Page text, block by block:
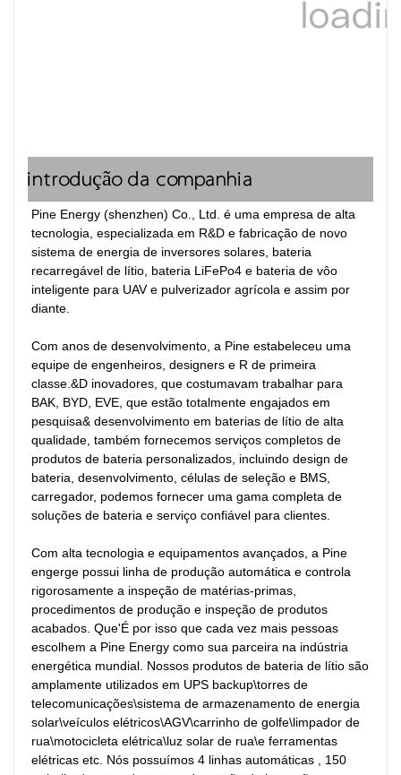
introdução da companhia
Pine Energy (shenzhen) Co., Ltd. é uma empresa de alta
tecnologia, especializada em R&D e fabricação de novo
sistema de energia de inversores solares, bateria
recarregável de lítio, bateria LiFePo4 e bateria de vôo
inteligente para UAV e pulverizador agrícola e assim por
diante.
Com anos de desenvolvimento, a Pine estabeleceu uma
equipe de engenheiros, designers e R de primeira
classe.&D inovadores, que costumavam trabalhar para
BAK, BYD, EVE, que estão totalmente engajados em
pesquisa& desenvolvimento em baterias de lítio de alta
qualidade, também fornecemos serviços completos de
produtos de bateria personalizados, incluindo design de
bateria, desenvolvimento, células de seleção e BMS,
carregador, podemos fornecer uma gama completa de
soluções de bateria e serviço confiável para clientes.
Com alta tecnologia e equipamentos avançados, a Pine
engerge possui linha de produção automática e controla
rigorosamente a inspeção de matérias-primas,
procedimentos de produção e inspeção de produtos
acabados. Que'É por isso que cada vez mais pessoas
escolhem a Pine Energy como sua parceira na indústria
energética mundial. Nossos produtos de bateria de lítio são
amplamente utilizados em UPS backup\torres de
telecomunicações\sistema de armazenamento de energia
solar\veículos elétricos\AGV\carrinho de golfe\limpador de
rua\motocicleta elétrica\luz solar de rua\e ferramentas
elétricas etc. Nós possuímos 4 linhas automáticas , 150